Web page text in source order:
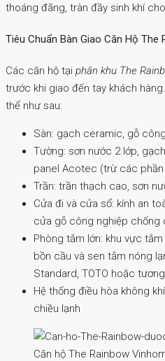
thoáng đãng, tràn đầy sinh khí
Tiêu Chuẩn Bàn Giao Căn Hộ The
Các căn hộ tại phân khu The
trước khi giao đến tay khách
thể như sau:
Sàn: gạch ceramic, gỗ
Tường: sơn nước 2 lớp,
panel Acotec (trừ các
Trần: trần thạch cao, sơn
Cửa đi và cửa sổ: kính an
cửa gỗ công nghiệp chống
Phòng tắm lớn: khu vực
bồn cầu và sen tắm nóng
Standard, TOTO hoặc
Hệ thống điều hòa không
chiều lạnh
Căn hộ The Rainbow